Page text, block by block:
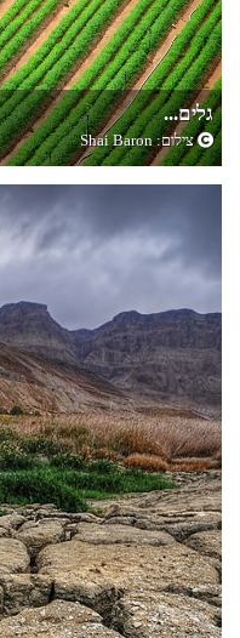
גלים...
צילום:Shai Baron